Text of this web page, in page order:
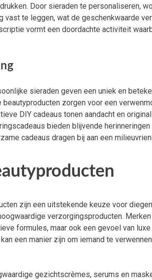
Door sieraden te personaliseren,
vast te leggen, wat de geschenkwaarde
vormt een doordachte activiteit
sieraden geven een uniek en
beautyproducten zorgen voor een
DIY cadeaus tonen aandacht en
bieden blijvende
cadeaus dragen bij aan een
zijn een uitstekende keuze voor
verzorgingsproducten.
formules, maar ook een gevoel van
een manier zijn om iemand te
gezichtscrèmes, serums en